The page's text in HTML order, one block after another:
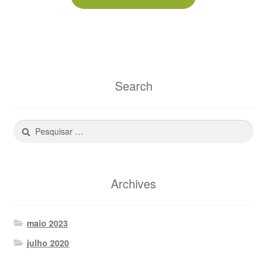
Search
Pesquisar
por:
Archives
maio 2023
julho 2020